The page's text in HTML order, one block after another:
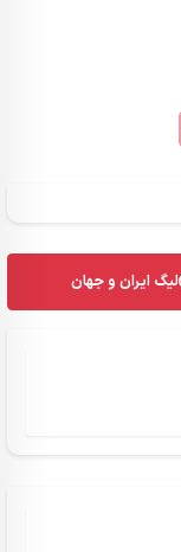
لیگ ایران و جهان